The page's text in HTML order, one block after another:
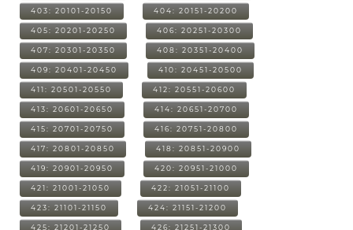
403: 20101-20150 404: 20151-20200
405: 20201-20250 406: 20251-20300
407: 20301-20350 408: 20351-20400
409: 20401-20450 410: 20451-20500
411: 20501-20550 412: 20551-20600
413: 20601-20650 414: 20651-20700
415: 20701-20750 416: 20751-20800
417: 20801-20850 418: 20851-20900
419: 20901-20950 420: 20951-21000
421: 21001-21050 422: 21051-21100
423: 21101-21150 424: 21151-21200
425: 21201-21250 426: 21251-21300